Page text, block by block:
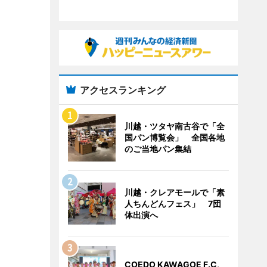
アクセスランキング
川越・ツタヤ南古谷で「全
国パン博覧会」 全国各地
のご当地パン集結
川越・クレアモールで「素
人ちんどんフェス」 7団
体出演へ
COEDO KAWAGOE F.C、